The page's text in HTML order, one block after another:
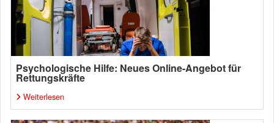
Psychologische Hilfe: Neues Online-Angebot für
Rettungskräfte
Weiterlesen